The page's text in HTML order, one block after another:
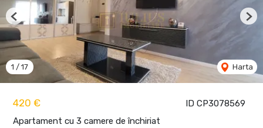
ID CP3078569
420 €
Apartament cu 3 camere de închiriat
1 / 17 Harta
Previous